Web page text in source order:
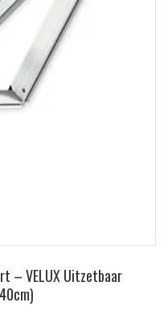
– VELUX Uitzetbaar